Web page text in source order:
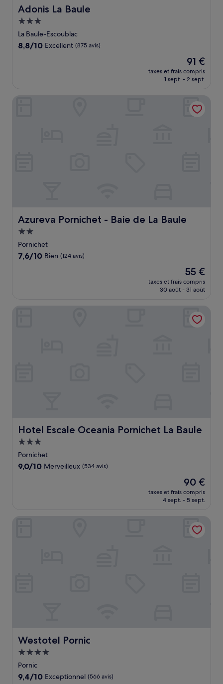
Adonis La Baule
Adonis La Baule
Hébergement
3.0 étoiles
La Baule-Escoublac
8.8
8,8/10 Excellent (875 avis)
Le
nouveau
prix
de
91 €
91 €
taxes et frais compris
1 sept. - 2 sept.
Azureva Pornichet - Baie de La Baule
Azureva Pornichet - Baie de La Baule
Hébergement
2.0 étoiles
Pornichet
7.6
7,6/10 Bien (124 avis)
Le
nouveau
prix
de
55 €
55 €
taxes et frais compris
30 août - 31 août
Hotel Escale Oceania Pornichet La Baule
Hotel Escale Oceania Pornichet La Baule
Hébergement
3.0 étoiles
Pornichet
9.0
9,0/10 Merveilleux (534 avis)
Le
nouveau
prix
de
90 €
90 €
taxes et frais compris
4 sept. - 5 sept.
Westotel Pornic
Westotel Pornic
Hébergement
4.0 étoiles
Pornic
9.4
9,4/10 Exceptionnel (566 avis)